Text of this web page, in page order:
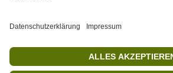
STIFTUNG für BÄREN -
Mitarbeiter(w/m/d) Imbiss - Betrieb